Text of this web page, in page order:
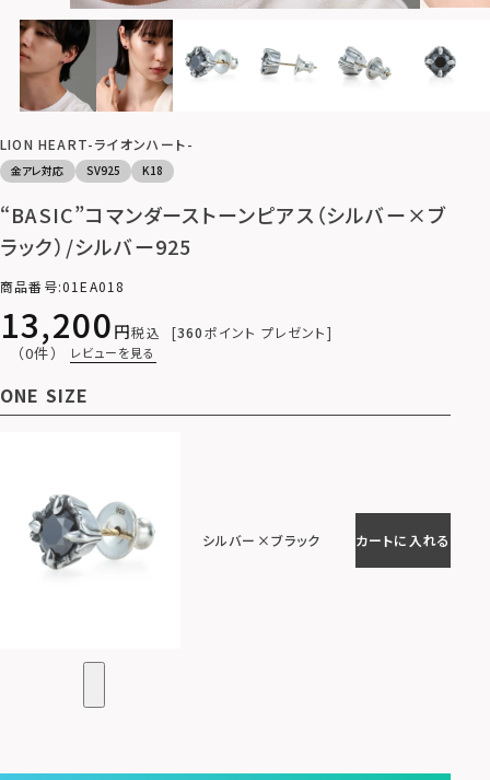
LION HEART-ライオンハート-
金アレ対応 SV925 K18
“BASIC”コマンダーストーンピアス（シルバー×ブ
ラック）/シルバー925
商品番号 01EA018
13,200 税込 360ポイント プレゼント
（0件） レビューを見る
ONE SIZE
シルバー×ブラック カートに入れる